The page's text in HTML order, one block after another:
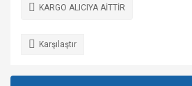
KARGO ALICIYA AİTTİR
Karşılaştır